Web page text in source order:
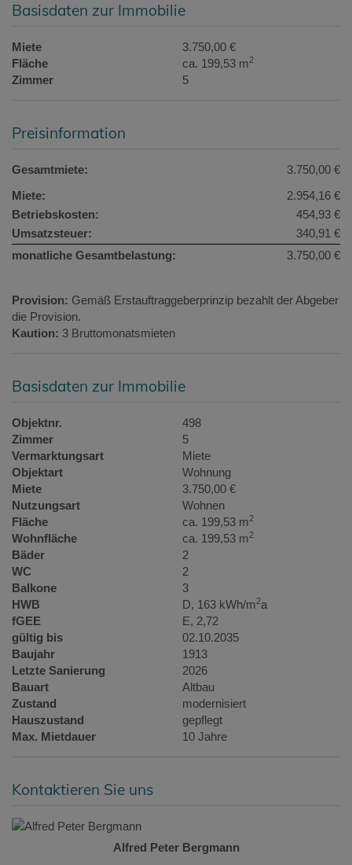
Basisdaten zur Immobilie
Miete
3.750,00 €
Fläche
ca. 199,53 m2
Zimmer 5
Preisinformation
Gesamtmiete:
3.750,00 €
Miete:
2.954,16 €
Betriebskosten:
454,93 €
Umsatzsteuer:
340,91 €
monatliche Gesamtbelastung:
3.750,00 €
Provision: Gemäß Erstauftraggeberprinzip bezahlt der Abgeber
die Provision.
Kaution: 3 Bruttomonatsmieten
Basisdaten zur Immobilie
Objektnr.
498
Zimmer
5
Vermarktungsart
Miete
Objektart
Wohnung
Miete
3.750,00 €
Nutzungsart
Wohnen
Fläche
ca. 199,53 m2
Wohnfläche ca. 199,53 m2
Bäder
2
WC
2
Balkone
3
HWB
D, 163 kWh/m2a
fGEE
E, 2,72
gültig bis
02.10.2035
Baujahr
1913
Letzte Sanierung
2026
Bauart
Altbau
Zustand
modernisiert
Hauszustand
gepflegt
Max. Mietdauer
10 Jahre
Kontaktieren Sie uns
Alfred Peter Bergmann